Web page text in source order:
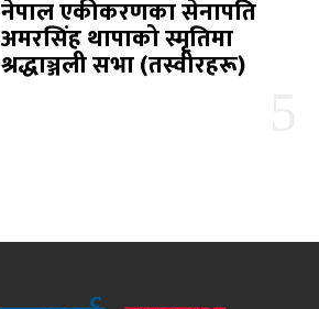
नेपाल एकीकरणका सेनापति
अमरसिंह थापाको स्मृतिमा
श्रद्धाञ्जली सभा (तस्वीरहरू)